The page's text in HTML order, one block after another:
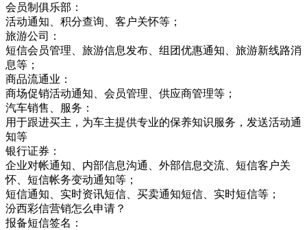
会员制俱乐部：
活动通知、积分查询、客户关怀等；
旅游公司：
短信会员管理、旅游信息发布、组团优惠通知、旅游新线路消
息等；
商品流通业：
商场促销活动通知、会员管理、供应商管理等；
汽车销售、服务：
用于跟进买主，为车主提供专业的保养知识服务，发送活动通
知等
银行证券：
企业对帐通知、内部信息沟通、外部信息交流、短信客户关
怀、短信帐务变动通知等；
短信通知、实时资讯短信、买卖通知短信、实时短信等；
汾西彩信营销怎么申请？
报备短信签名：